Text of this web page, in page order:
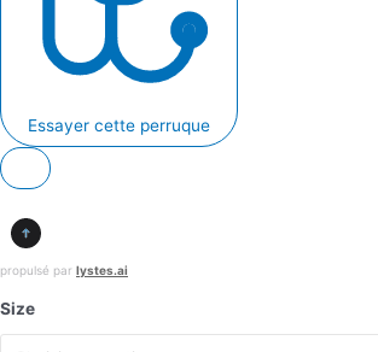
Essayer cette perruque
propulsé par lystes.ai
Size